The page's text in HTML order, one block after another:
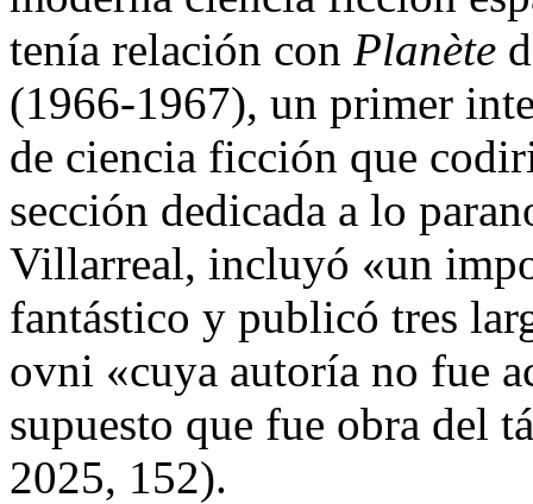
tenía relación con Planète
(1966-1967), un primer
de ciencia ficción que
sección dedicada a lo
Villarreal, incluyó «un
fantástico y publicó tres
ovni «cuya autoría no fue
supuesto que fue obra del
2025, 152).